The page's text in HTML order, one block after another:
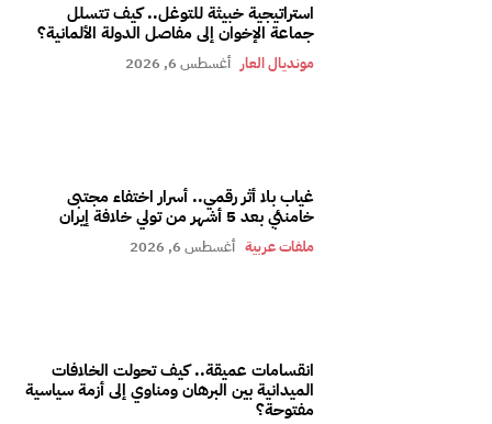
استراتيجية خبيثة للتوغل.. كيف تتسلل
جماعة الإخوان إلى مفاصل الدولة الألمانية؟
مونديال العار أغسطس 6, 2026
غياب بلا أثر رقمي.. أسرار اختفاء مجتبى
خامنئي بعد 5 أشهر من تولي خلافة إيران
ملفات عربية أغسطس 6, 2026
انقسامات عميقة.. كيف تحولت الخلافات
الميدانية بين البرهان ومناوي إلى أزمة سياسية
مفتوحة؟